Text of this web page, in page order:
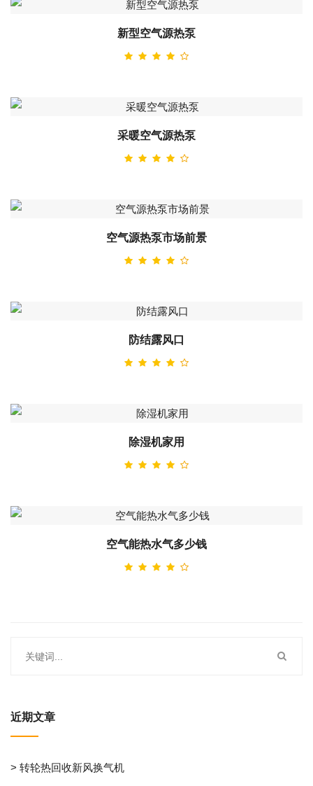
新型空气源热泵
采暖空气源热泵
空气源热泵市场前景
防结露风口
除湿机家用
空气能热水气多少钱
近期文章
> 转轮热回收新风换气机